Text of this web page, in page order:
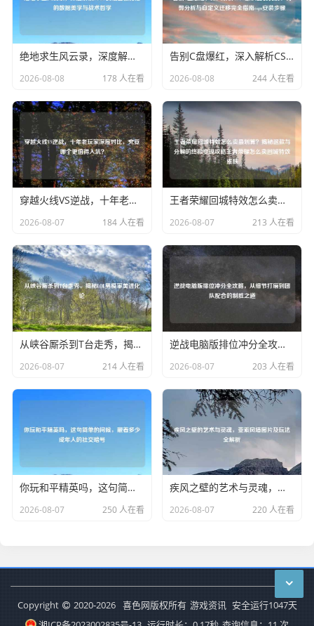
绝地求生风云录，深度解读PUBG战绩面板背后的数据美学与战术哲学
2026-08-08 178 人在看
告别C盘爆红，深入解析CSGO默认安装机制、利弊分析与自定义迁移完全指南csgo安装步骤
2026-08-08 244 人在看
穿越火线VS逆战，十年老玩家深度对比，究竟哪个更值得入坑？
2026-08-07 184 人在看
王者荣耀回城特效怎么卖最划算？揭秘退款与分解的终极变现攻略王者荣耀怎么卖回城特效皮肤
2026-08-07 213 人在看
从峡谷厮杀到T台走秀，揭秘LOL男模审美进化论
2026-08-07 214 人在看
逆战电脑版排位冲分全攻略，从细节打磨到团队配合的制胜之道
2026-08-07 203 人在看
你玩和平精英吗，这句简单的问候，藏着多少成年人的社交暗号
2026-08-07 250 人在看
疾风之壁的艺术与灵魂，亚索风墙图片及玩法全解析
2026-08-07 220 人在看
Copyright 2020-2026 喜色网版权所有 游戏资讯 安全运行1047天